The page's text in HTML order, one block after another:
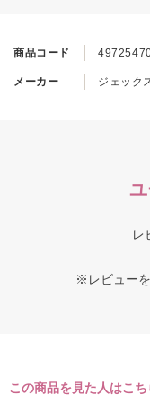
商品コード
メーカー ジェック
レ
※レビュー
この商品を見た人はこ